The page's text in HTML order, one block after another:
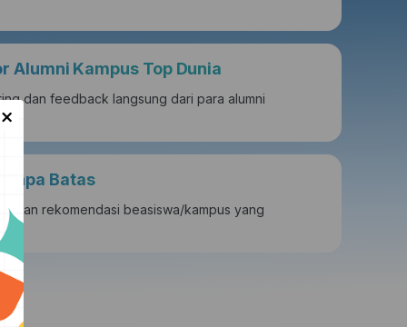
Alumni Kampus Top Dunia
dan feedback langsung dari para alumni
Batas
dan rekomendasi beasiswa/kampus yang
×